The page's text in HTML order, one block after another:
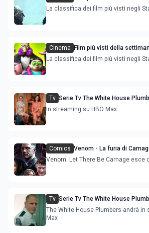
‘Lamb' sono le novità
La classifica dei film più visti negli
Cinema
Film più visti della
Addams Family 2' sono le
La classifica dei film più visti negli
Tv Serie Tv The White House
In streaming su HBO Max
Comics Venom - La furia di
con Tom Hardy e Michelle
Venom: Let There Be Carnage esce
Tv Serie Tv The White House
ultimando la composizione del
The White House Plumbers andrà in
Max